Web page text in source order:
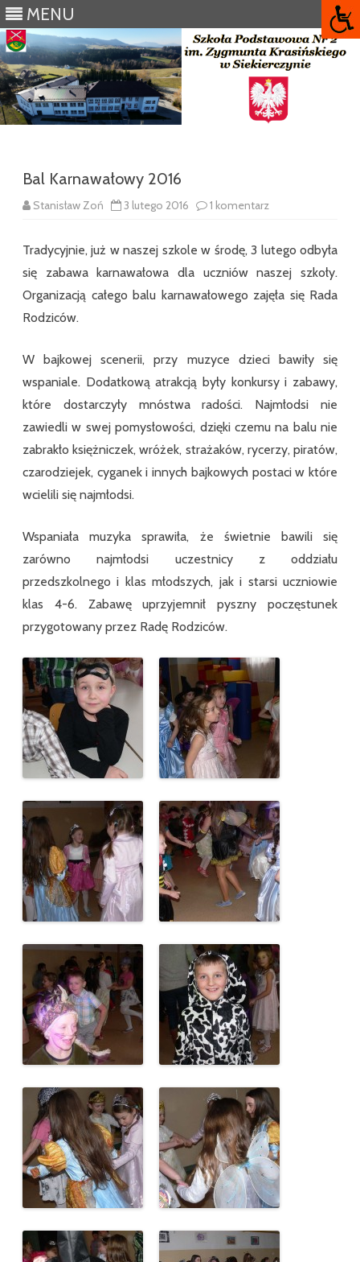
MENU
Bal Karnawałowy 2016
Stanisław Zoń 3 lutego 2016 1 komentarzdo
Tradycyjnie, już w naszej szkole w środę, 3 lutego odbyła
się zabawa karnawałowa dla uczniów naszej szkoły.
Organizacją całego balu karnawałowego zajęła się Rada
Rodziców.
W bajkowej scenerii, przy muzyce dzieci bawiły się
wspaniale. Dodatkową atrakcją były konkursy i zabawy,
które dostarczyły mnóstwa radości. Najmłodsi nie
zawiedli w swej pomysłowości, dzięki czemu na balu nie
zabrakło księżniczek, wróżek, strażaków, rycerzy, piratów,
czarodziejek, cyganek i innych bajkowych postaci w które
wcielili się najmłodsi.
Wspaniała muzyka sprawiła, że świetnie bawili się
zarówno najmłodsi uczestnicy z oddziału
przedszkolnego i klas młodszych, jak i starsi uczniowie
klas 4-6. Zabawę uprzyjemnił pyszny poczęstunek
przygotowany przez Radę Rodziców.